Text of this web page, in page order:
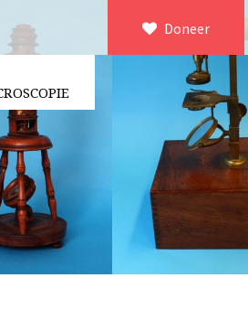
×
Home
Over ons
Contact
Bestuur
Partners
Doneer